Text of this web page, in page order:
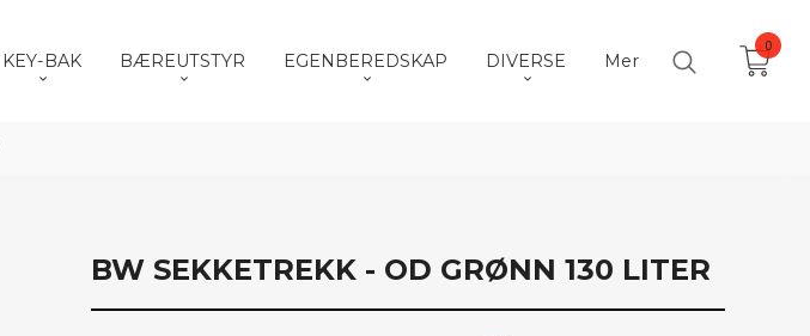
KEY-BAK BÆREUTSTYR EGENBEREDSKAP DIVERSE Mer
0
BW SEKKETREKK - OD GRØNN 130 LITER